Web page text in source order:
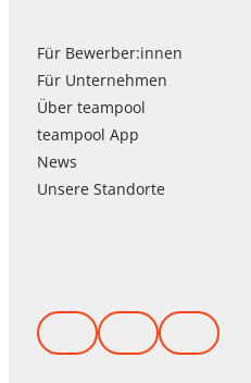
Für Bewerber:innen
Für Unternehmen
Überteampool
teampool App
News
Unsere Standorte